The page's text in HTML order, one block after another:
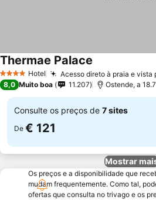
4 EstrelasHotel Acesso direto à praia e vista
Thermae Palace
8,0 Muito boa 11.207 Ostende, a
Consulte os preços de 7 sites
De € 121
Mostrar
Os preços e a disponibilidade que
mudam frequentemente. Como tal,
ofertas que consulta no trivago e os